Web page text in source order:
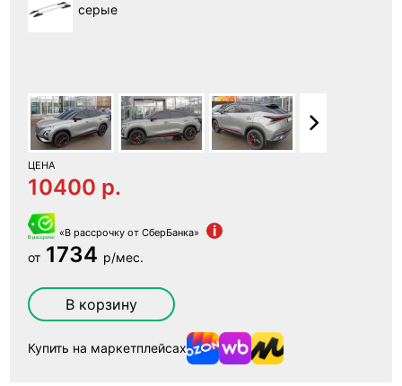
серые
ЦЕНА
10400 p.
«В рассрочку от СберБанка» i
от 1734 р/мес.
В корзину
Купить на маркетплейсах